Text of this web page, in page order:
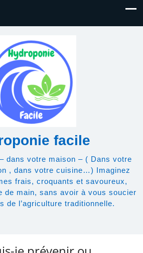
facile
dans votre maison – ( Dans votre
, dans votre cuisine…) Imaginez
frais, croquants et savoureux,
de main, sans avoir à vous soucier
de l’agriculture traditionnelle.